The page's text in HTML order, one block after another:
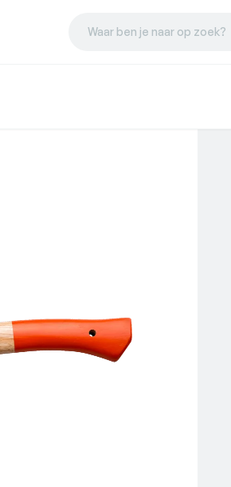
Waar ben je naar op zoek?